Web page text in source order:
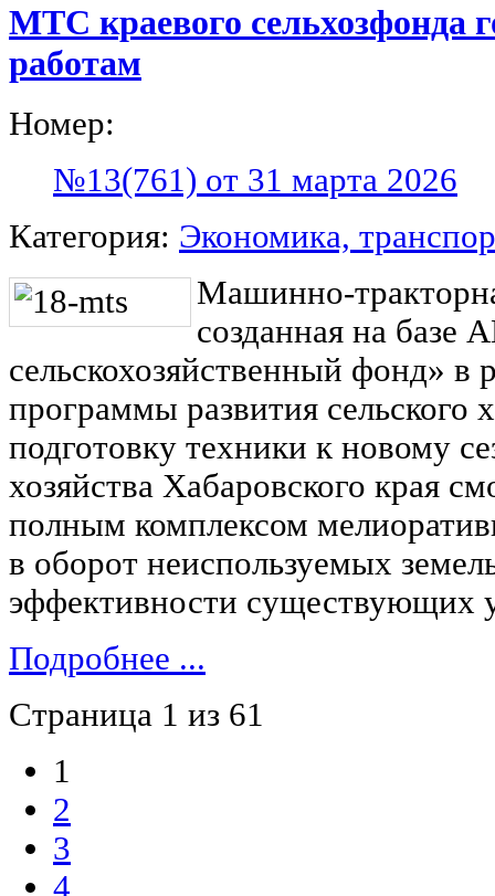
МТС краевого сельхозфонда
работам
Номер:
№13(761) от 31 марта 2026
Категория: Экономика,
Машинно-
созданная на базе
сельскохозяйственный фонд» в
программы развития сельского
подготовку техники к новому
хозяйства Хабаровского края
полным комплексом
в оборот неиспользуемых
эффективности существующих
Подробнее ...
Страница 1 из 61
1
2
3
4